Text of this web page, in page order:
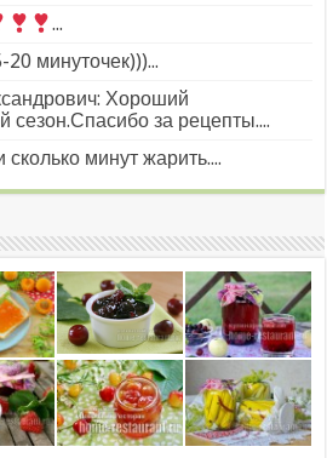
...
минуточек)))...
Хороший
сезон.Спасибо за рецепты....
минут жарить....